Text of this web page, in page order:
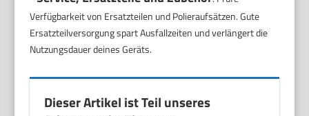
Verfügbarkeit von Ersatzteilen und Polieraufsätzen. Gute
Ersatzteilversorgung spart Ausfallzeiten und verlängert die
Nutzungsdauer deines Geräts.
Dieser Artikel ist Teil unseres